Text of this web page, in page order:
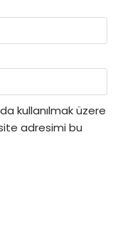
kullanılmak üzere
adresimi bu